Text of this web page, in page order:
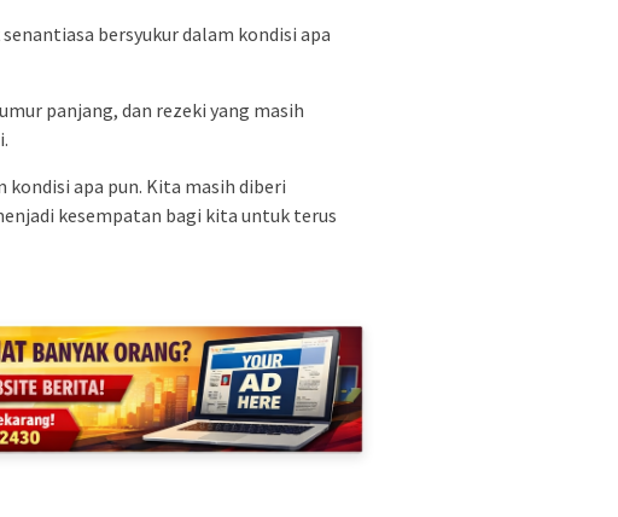
bersyukur dalam kondisi apa
panjang, dan rezeki yang masih
kondisi apa pun. Kita masih diberi
kesempatan bagi kita untuk terus